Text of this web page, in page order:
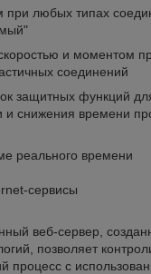
при любых типах
и моментом
соединений
защитных функций
и снижения времени
реального времени
сервисы
веб-сервер,
позволяет
процесс с